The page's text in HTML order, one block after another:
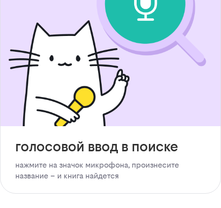
голосовой ввод в поиске
нажмите на значок микрофона, произнесите
название – и книга найдется